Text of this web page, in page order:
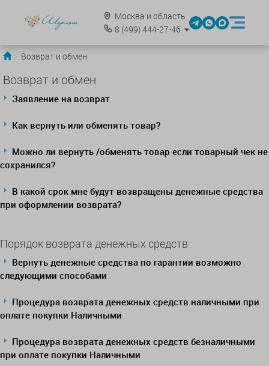
Москва и область
8 (499)444-27-46
Возврат и обмен
Возврат и обмен
Заявление на возврат
Как вернуть или обменять товар?
Можно ли вернуть /обменять товар если товарный чек не
сохранился?
В какой срок мне будут возвращены денежные средства
при оформлении возврата?
Порядок возврата денежных средств
Вернуть денежные средства по гарантии возможно
следующими способами
Процедура возврата денежных средств наличными при
оплате покупки Наличными
Процедура возврата денежных средств безналичными
при оплате покупки Наличными